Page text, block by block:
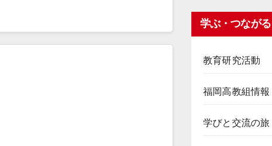
学ぶ・つながる
教育研究活動
福岡高教組情報
学びと交流の旅